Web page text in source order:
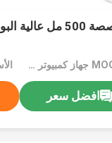
طاسة مخصصة 500
MOQ：3000 جهاز كمبيوتر شخصى
افضل سعر